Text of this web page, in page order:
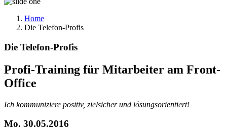
Home
Die Telefon-Profis
Die Telefon-Profis
Profi-Training für Mitarbeiter am Front-
Office
Ich kommuniziere positiv, zielsicher und lösungsorientiert!
Mo. 30.05.2016